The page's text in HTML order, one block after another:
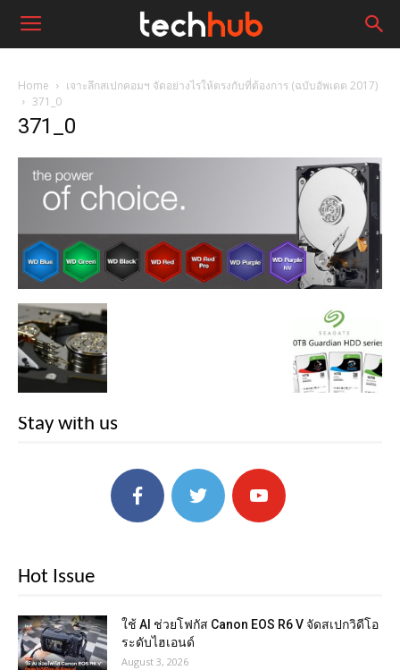
Home
เจาะลึกสเปกคอมฯ จัดอย่างไรให้ตรงกับที่ต้องการ (ฉบับอัพเดต 2017)
371_0
371_0
Stay with us
Hot Issue
ใช้ AI ช่วยโฟกัส Canon EOS R6 V จัดสเปกวิดีโอ
ระดับไฮเอนด์
August 3, 2026